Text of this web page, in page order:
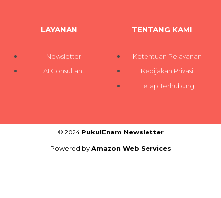
LAYANAN
Newsletter
AI Consultant
TENTANG KAMI
Ketentuan Pelayanan
Kebijakan Privasi
Tetap Terhubung
© 2024 PukulEnam Newsletter
Powered byAmazon Web Services